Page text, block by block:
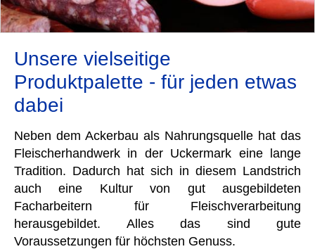
Unsere vielseitige
Produktpalette - für jeden etwas
dabei
Neben dem Ackerbau als Nahrungsquelle hat das
Fleischerhandwerk in der Uckermark eine lange
Tradition. Dadurch hat sich in diesem Landstrich
auch eine Kultur von gut ausgebildeten
Facharbeitern für Fleischverarbeitung
herausgebildet. Alles das sind gute
Voraussetzungen für höchsten Genuss.